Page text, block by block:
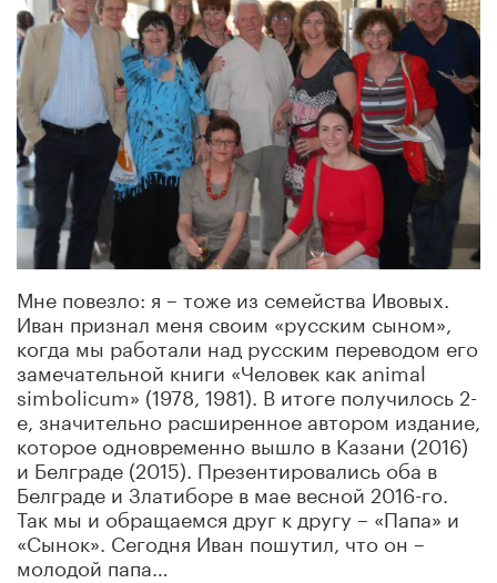
Мне повезло: я – тоже из семейства Ивовых.
Иван признал меня своим «русским сыном»,
когда мы работали над русским переводом его
замечательной книги «Человек как animal
simbolicum» (1978, 1981). В итоге получилось 2-
е, значительно расширенное автором издание,
которое одновременно вышло в Казани (2016)
и Белграде (2015). Презентировались оба в
Белграде и Златиборе в мае весной 2016-го.
Так мы и обращаемся друг к другу – «Папа» и
«Сынок». Сегодня Иван пошутил, что он –
молодой папа…